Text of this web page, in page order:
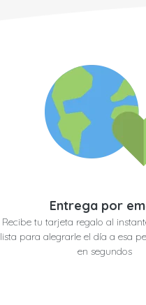
Entrega por
Recibe tu tarjeta regalo al
lista para alegrarle el día a esa
en segundos